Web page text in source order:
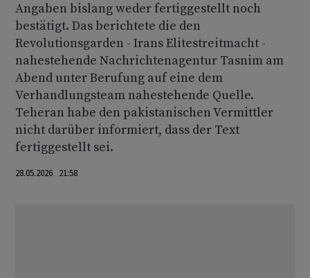
Angaben bislang weder fertiggestellt noch
bestätigt. Das berichtete die den
Revolutionsgarden - Irans Elitestreitmacht -
nahestehende Nachrichtenagentur Tasnim am
Abend unter Berufung auf eine dem
Verhandlungsteam nahestehende Quelle.
Teheran habe den pakistanischen Vermittler
nicht darüber informiert, dass der Text
fertiggestellt sei.
28.05.2026 21:58